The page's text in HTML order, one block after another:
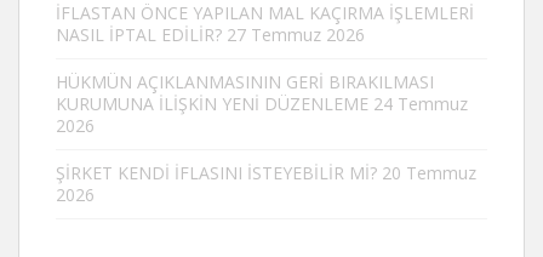
İFLASTAN ÖNCE YAPILAN MAL KAÇIRMA İŞLEMLERİ
NASIL İPTAL EDİLİR? 27 Temmuz 2026
HÜKMÜN AÇIKLANMASININ GERİ BIRAKILMASI
KURUMUNA İLİŞKİN YENİ DÜZENLEME 24 Temmuz
2026
ŞİRKET KENDİ İFLASINI İSTEYEBİLİR Mİ? 20 Temmuz
2026